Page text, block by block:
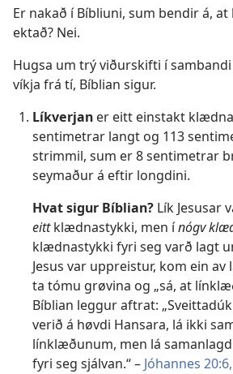
Er nakað í Bíbliuni, sum bendir á,
ektað? Nei.
Hugsa um trý viðurskifti í
víkja frá tí, Bíblian sigur.
Líkverjan er eitt einstakt
sentimetrar langt og 113
strimmil, sum er 8 sentimetrar
seymaður á eftir longdini.
Hvat sigur Bíblian? Lík Jesusar
eittklædnastykki, men ínógv
klædnastykki fyri seg varð lagt
Jesus var uppreistur, kom ein
ta tómu grøvina og „sá, at
Bíblian leggur aftrat:
verið á høvdi Hansara, lá ikki
línklæðunum, men lá
fyri seg sjálvan.“ – Jóhannes